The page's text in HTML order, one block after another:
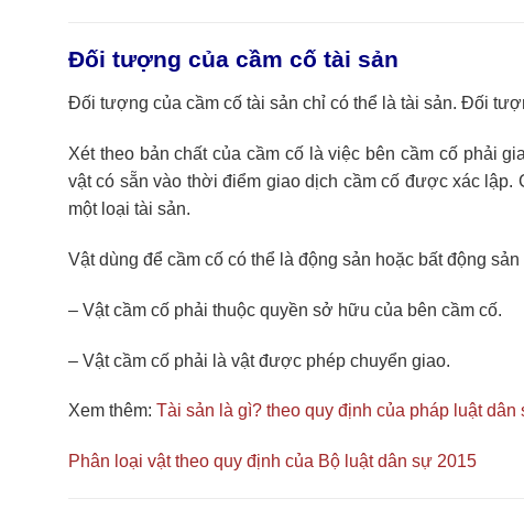
Đối tượng của cầm cố tài sản
Đối tượng của cầm cố tài sản chỉ có thể là tài sản. Đối
Xét theo bản chất của cầm cố là việc bên cầm cố phải
vật có sẵn vào thời điểm giao dịch cầm cố được xác
một loại tài sản.
Vật dùng để cầm cố có thể là động sản hoặc bất động
– Vật cầm cố phải thuộc quyền sở hữu của bên cầm cố.
– Vật cầm cố phải là vật được phép chuyển giao.
Xem thêm: Tài sản là gì? theo quy định của pháp luật dân
Phân loại vật theo quy định của Bộ luật dân sự 2015